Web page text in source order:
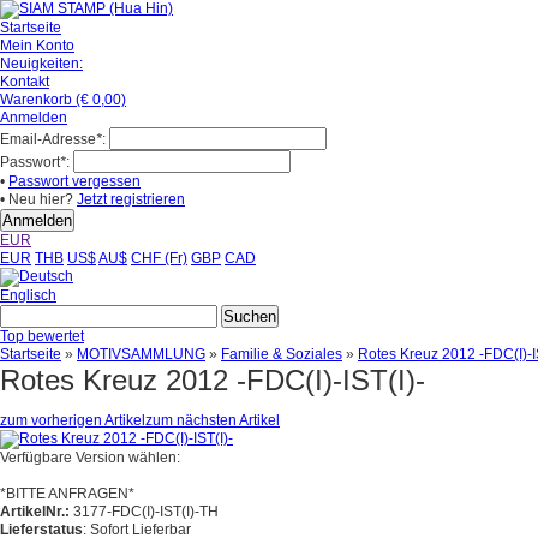
Startseite
Mein Konto
Neuigkeiten:
Kontakt
Warenkorb (€ 0,00)
Anmelden
Email-Adresse*:
Passwort*:
• Passwort vergessen
• Neu hier? Jetzt registrieren
EUR
EUR THB US$AU$ CHF (Fr) GBP CAD
Englisch
Top bewertet
Startseite » MOTIVSAMMLUNG » Familie & Soziales » Rotes Kreuz 2012 -FDC(I)-
Rotes Kreuz 2012 -FDC(I)-IST(I)-
zum vorherigen Artikel zum nächsten Artikel
Verfügbare Version wählen:
*BITTE ANFRAGEN*
ArtikelNr.: 3177-FDC(I)-IST(I)-TH
Lieferstatus: Sofort Lieferbar